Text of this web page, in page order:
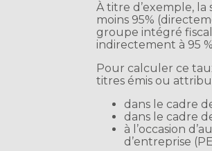
À titre d’exemple,
moins 95%
groupe intégré
indirectement à 95
Pour calculer ce
titres émis ou
dans le cadre
dans le cadre
à l’occasion
d’entreprise